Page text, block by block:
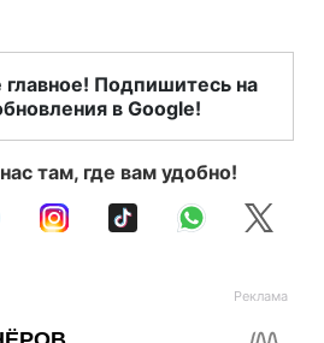
главное! Подпишитесь на
в Google!
там, где вам удобно!